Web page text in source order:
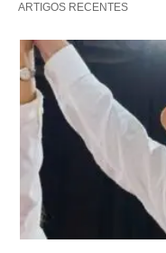
ARTIGOS RECENTES